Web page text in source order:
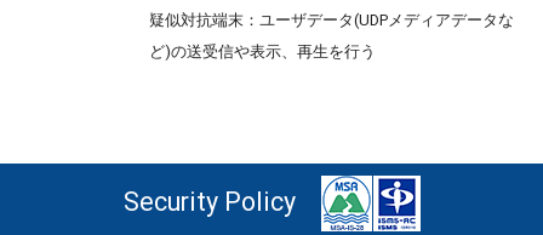
疑似対抗端末：ユーザデータ(UDPメディアデータな
ど)の送受信や表示、再生を行う
Security Policy